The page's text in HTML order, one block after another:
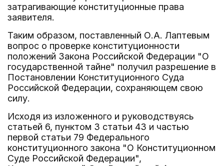
затрагивающие конституционные права
заявителя.
Таким образом, поставленный О.А. Лаптевым
вопрос о проверке конституционности
положений Закона Российской Федерации "О
государственной тайне" получил разрешение в
Постановлении Конституционного Суда
Российской Федерации, сохраняющем свою
силу.
Исходя из изложенного и руководствуясь
статьей 6, пунктом 3 статьи 43 и частью
первой статьи 79 Федерального
конституционного закона "О Конституционном
Суде Российской Федерации",